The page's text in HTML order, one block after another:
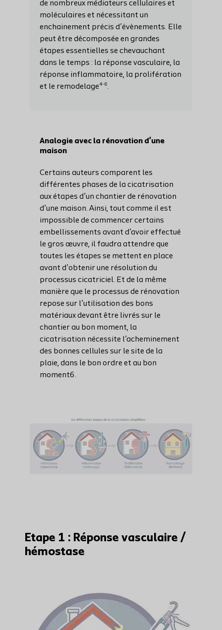
de nombreux médiateurs cellulaires et
moléculaires et nécessitant un
enchainement précis d’évènements. Elle
peut être décomposée en grandes
étapes essentielles se chevauchant
dans le temps : la réponse vasculaire, la
réponse inflammatoire, la prolifération
et le remodelage4-6.
Analogie avec la rénovation d’une
maison
Certains auteurs comparent les
différentes phases de la cicatrisation
aux étapes d’un chantier de rénovation
d’une maison. Ainsi, tout comme il est
impossible de commencer certains
embellissements avant d’avoir effectué
le gros œuvre, il faudra attendre que
toutes les étapes se mettent en place
avant d’obtenir une résolution du
processus cicatriciel. Et de la même
manière que le processus de rénovation
repose sur l’utilisation des bons
matériaux devant être livrés sur le
chantier au bon moment, la
cicatrisation nécessite l’acheminement
des bonnes cellules sur le site de la
plaie, dans le bon ordre et au bon
moment6.
Etape 1 : Réponse vasculaire /
hémostase